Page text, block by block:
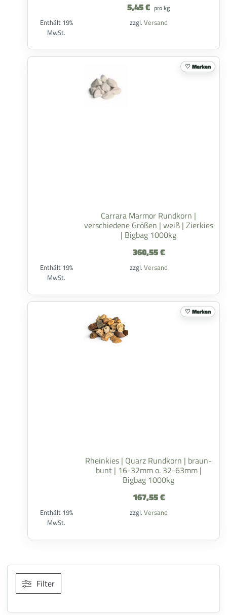
5,45€ pro kg
Enthält 19%
MwSt.
zzgl. Versand
Carrara Marmor Rundkorn |
verschiedene Größen | weiß | Zierkies
| Bigbag 1000kg
360,55€
Enthält 19%
MwSt.
zzgl. Versand
Merken
Rheinkies | Quarz Rundkorn | braun-
bunt | 16-32mm o. 32-63mm |
Bigbag 1000kg
167,55€
Enthält 19%
MwSt.
zzgl. Versand
Merken
Filter